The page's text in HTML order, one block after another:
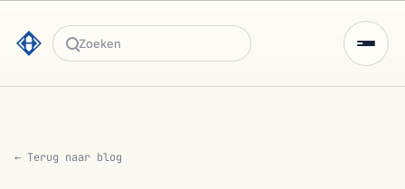
Zoeken
← Terug naar blog